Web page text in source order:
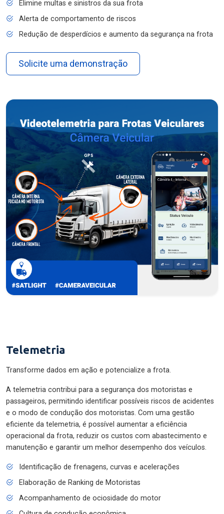
Elimine multas e sinistros da sua frota
Alerta de comportamento de riscos
Redução de desperdícios e aumento da segurança na frota
Solicite uma demonstração
Telemetria
Transforme dados em ação e potencialize a frota.
A telemetria contribui para a segurança dos motoristas e
passageiros, permitindo identificar possíveis riscos de acidentes
e o modo de condução dos motoristas. Com uma gestão
eficiente da telemetria, é possível aumentar a eficiência
operacional da frota, reduzir os custos com abastecimento e
manutenção e garantir um melhor desempenho dos veículos.
Identificação de frenagens, curvas e acelerações
Elaboração de Ranking de Motoristas
Acompanhamento de ociosidade do motor